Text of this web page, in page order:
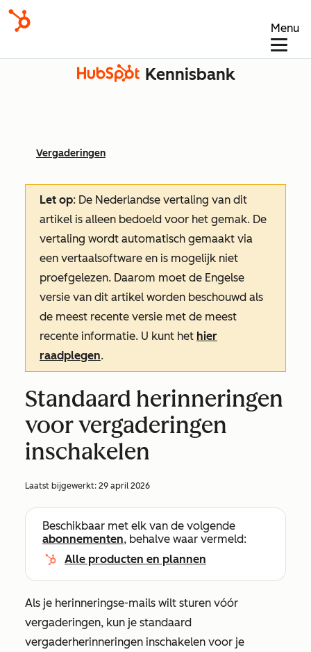
Menu
Kennisbank
Vergaderingen
Let op: De Nederlandse vertaling van dit
artikel is alleen bedoeld voor het gemak. De
vertaling wordt automatisch gemaakt via
een vertaalsoftware en is mogelijk niet
proefgelezen. Daarom moet de Engelse
versie van dit artikel worden beschouwd als
de meest recente versie met de meest
recente informatie. U kunt het hier
raadplegen.
Standaard herinneringen
voor vergaderingen
inschakelen
Laatst bijgewerkt: 29 april 2026
Beschikbaar met elk van de volgende
abonnementen, behalve waar vermeld:
Alle producten en plannen
Als je herinneringse-mails wilt sturen vóór
vergaderingen, kun je standaard
vergaderherinneringen inschakelen voor je